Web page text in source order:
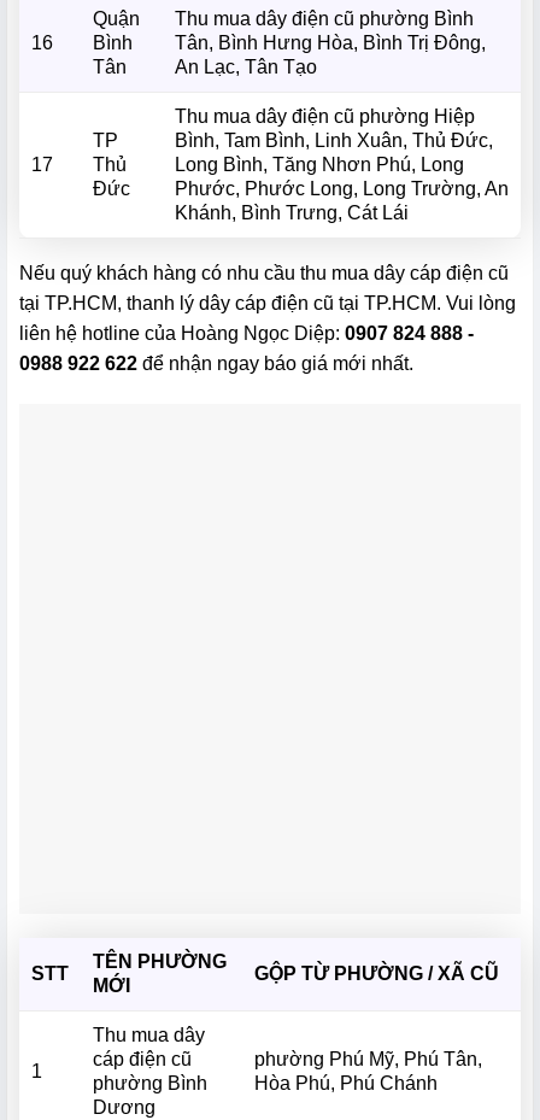
16
Quận
Bình
Tân
Thu mua dây điện cũ phường Bình
Tân, Bình Hưng Hòa, Bình Trị Đông,
An Lạc, Tân Tạo
17
TP
Thủ
Đức
Thu mua dây điện cũ phường Hiệp
Bình, Tam Bình, Linh Xuân, Thủ Đức,
Long Bình, Tăng Nhơn Phú, Long
Phước, Phước Long, Long Trường, An
Khánh, Bình Trưng, Cát Lái
Nếu quý khách hàng có nhu cầu thu mua dây cáp điện cũ
tại TP.HCM, thanh lý dây cáp điện cũ tại TP.HCM. Vui lòng
liên hệ hotline của Hoàng Ngọc Diệp: 0907 824 888 -
0988 922 622để nhận ngay báo giá mới nhất.
STT
TÊN PHƯỜNG
MỚI
GỘP TỪ PHƯỜNG / XÃ CŨ
1
Thu mua dây
cáp điện cũ
phường Bình
Dương
phường Phú Mỹ, Phú Tân,
Hòa Phú, Phú Chánh